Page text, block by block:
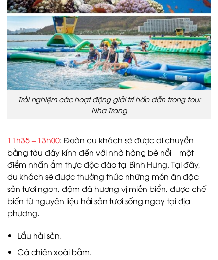
Trải nghiệm các hoạt động giải trí hấp dẫn trong tour
Nha Trang
11h35 – 13h00: Đoàn du khách sẽ được di chuyển
bằng tàu đáy kính đến với nhà hàng bè nổi – một
điểm nhấn ẩm thực độc đáo tại Bình Hưng. Tại đây,
du khách sẽ được thưởng thức những món ăn đặc
sản tươi ngon, đậm đà hương vị miền biển, được chế
biến từ nguyên liệu hải sản tươi sống ngay tại địa
phương.
Lẩu hải sản.
Cá chiên xoài bằm.